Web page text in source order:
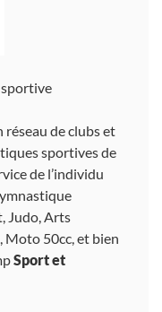
réseau de clubs et
sportives de
de l’individu
Judo, Arts
Moto 50cc, et bien
Sport et